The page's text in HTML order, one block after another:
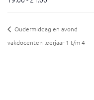
Oudermiddag en avond
vakdocenten leerjaar 1 t/m 4